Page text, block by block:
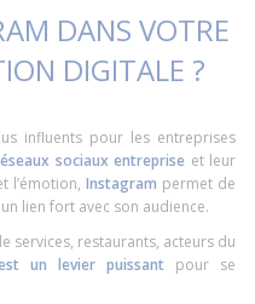
DANS VOTRE
DIGITALE ?
influents pour les entreprises
sociaux entreprise et leur
l’émotion, Instagram permet de
lien fort avec son audience.
services, restaurants, acteurs du
un levier puissant
pour se